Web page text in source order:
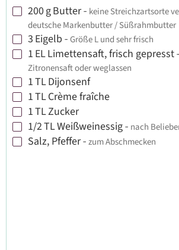
▢
200gButter- keine Streichzartsorte
deutsche Markenbutter / Süßrahmbutter
▢
3 Eigelb - Größe L und sehr frisch
▢
1 ELLimettensaft, frisch gepresst -
Zitronensaft oder weglassen
▢
1TLDijonsenf
▢
1TLCrème fraîche
▢
1TLZucker
▢
1/2TLWeißweinessig - nach
▢
Salz, Pfeffer- zum Abschmecken